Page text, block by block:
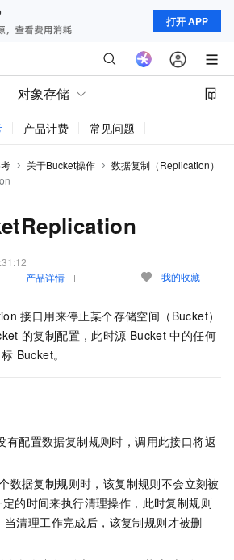
打开 APP
对象存储
产品计费 常见问题
关于Bucket操作
数据复制（Replication）
产品详情 我的收藏
接口用来停止某个存储空间（Bucket）
的复制配置，此时源 Bucket 中的任何
Bucket。
有配置数据复制规则时，调用此接口将返
数据复制规则时，该复制规则不会立刻被
定的时间来执行清理操作，此时复制规则
清理工作完成后，该复制规则才被删